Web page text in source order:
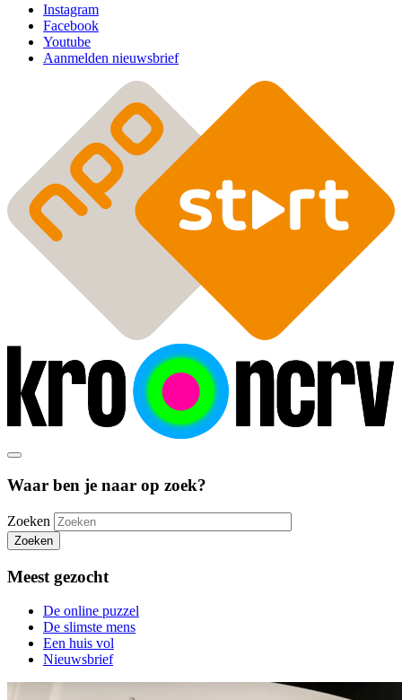
Instagram
Facebook
Youtube
Aanmelden nieuwsbrief
Waar ben je naar op zoek?
Zoeken
Zoeken
Meest gezocht
De online puzzel
De slimste mens
Een huis vol
Nieuwsbrief